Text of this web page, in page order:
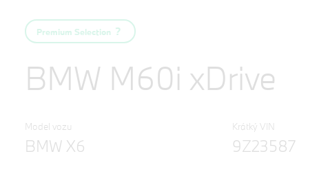
Premium Selection
BMW M60i xDrive
Model vozu
BMW X6
Krátký VIN
9Z23587